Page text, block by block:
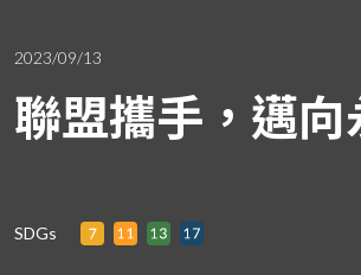
2023/09/13
聯盟攜手，邁
SDGs